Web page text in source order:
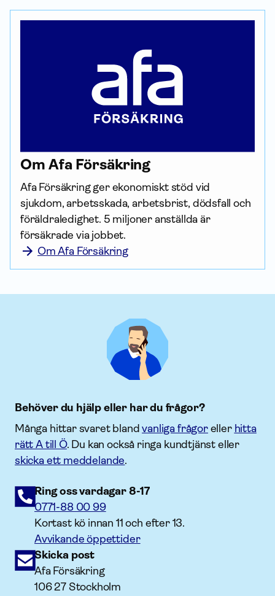
Om Afa För­säkring
Afa För­säkring ger ekonomiskt stöd vid
sjukdom, arbetsskada, arbetsbrist, dödsfall och
föräldraledighet. 5 miljoner anställda är
försäkrade via jobbet.
Om Afa Försäkring
Behöver du hjälp eller har du frågor?
Många hittar svaret blandvanliga frågoreller hitta
rätt A till Ö. Du kan också ringa kundtjänst eller
skicka ett meddelande.
Ring oss vardagar 8-17
0771-88 00 99
Kortast kö innan 11 och efter 13.
Avvikande öppettider
Skicka post
Afa Försäkring
106 27 Stockholm